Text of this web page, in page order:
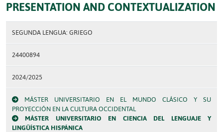
PRESENTATION AND CONTEXTUALIZATION
SEGUNDA LENGUA: GRIEGO
24400894
2024/2025
MÁSTER UNIVERSITARIO EN EL MUNDO CLÁSICO Y SU
PROYECCIÓN EN LA CULTURA OCCIDENTAL
MÁSTER UNIVERSITARIO EN CIENCIA DEL LENGUAJE Y
LINGÜÍSTICA HISPÁNICA